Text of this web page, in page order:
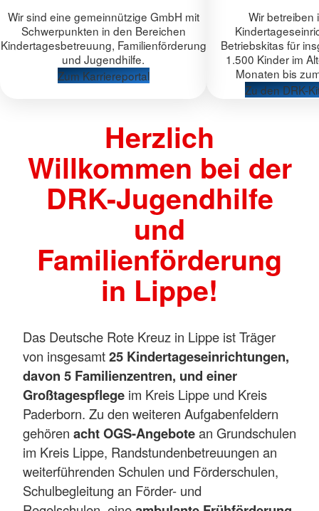
Wir sind eine gemeinnützige GmbH mit
Schwerpunkten in den Bereichen
Kindertagesbetreuung, Familienförderung
und Jugendhilfe.
Zum Karriereportal
Wir betreiben
Betriebskitas für
1.500 Kinder im
Monaten bis
Zu den DRK-
Herzlich
Willkommen bei der
DRK-Jugendhilfe
und
Familienförderung
in Lippe!
Das Deutsche Rote Kreuz in Lippe ist Träger
von insgesamt25 Kindertageseinrichtungen,
davon 5 Familienzentren, und einer
Großtagespflege im Kreis Lippe und Kreis
Paderborn. Zu den weiteren Aufgabenfeldern
gehören acht OGS-Angebotean Grundschulen
im Kreis Lippe, Randstundenbetreuungen an
weiterführenden Schulen und Förderschulen,
Schulbegleitung an Förder- und